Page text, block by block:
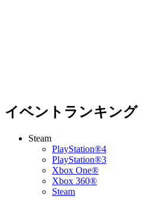
イベントランキング
Steam
PlayStation®4
PlayStation®3
Xbox One®
Xbox 360®
Steam